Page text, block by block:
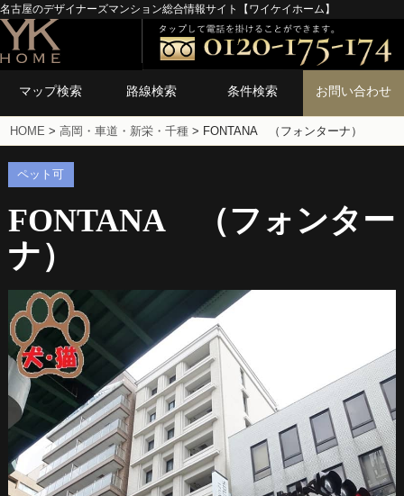
名古屋のデザイナーズマンション総合情報サイト【ワイケイホーム】
マップ検索 路線検索 条件検索 お問い合わせ
HOME >高岡・車道・新栄・千種 > FONTANA （フォンターナ）
ペット可
FONTANA （フォンター
ナ）